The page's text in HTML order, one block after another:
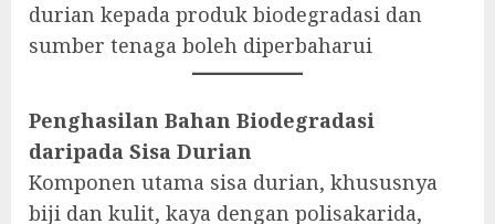
durian kepada produk biodegradasi dan
sumber tenaga boleh diperbaharui
Penghasilan Bahan Biodegradasi
daripada Sisa Durian
Komponen utama sisa durian, khususnya
biji dan kulit, kaya dengan polisakarida,